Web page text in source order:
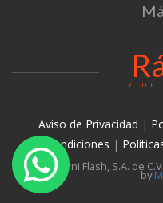
Y DE
Aviso de Privacidad |
condiciones |
© 2026 Torni Flash, S.A. de
by